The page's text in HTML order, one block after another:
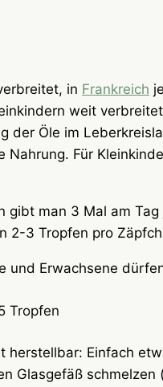
in Frankreich
weit
Öle im
Für
gibt man 3 Mal am
2-3 Tropfen pro
und Erwachsene
Tropfen
herstellbar: Einfach
Glasgefäß